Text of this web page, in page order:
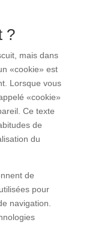
?
mais dans
«cookie» est
Lorsque vous
«cookie»
Ce texte
de
du
de
pour
navigation.